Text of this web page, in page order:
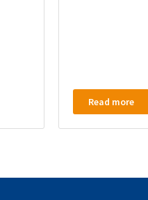
Read more